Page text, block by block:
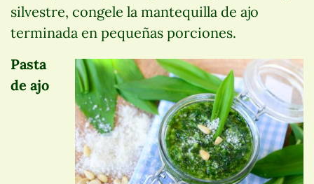
silvestre, congele la mantequilla de ajo
terminada en pequeñas porciones.
Pasta
de ajo